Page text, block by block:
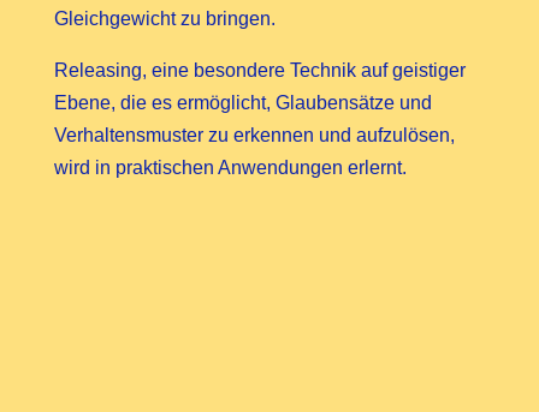
Gleichgewicht zu bringen.
Releasing, eine besondere Technik auf geistiger
Ebene, die es ermöglicht, Glaubensätze und
Verhaltensmuster zu erkennen und aufzulösen,
wird in praktischen Anwendungen erlernt.